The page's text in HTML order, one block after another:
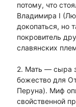
потому, что
Владимира I
докопаться, но
покровитель
славянских
2. Мать — сыра
божество для
Перуна). Миф
свойственной